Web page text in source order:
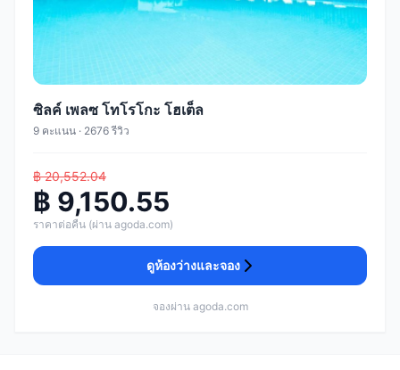
ซิลค์ เพลซ โทโรโกะ โฮเต็ล
9 คะแนน · 2676 รีวิว
฿ 20,552.04
฿ 9,150.55
ราคาต่อคืน (ผ่าน agoda.com)
ดูห้องว่างและจอง
จองผ่าน agoda.com